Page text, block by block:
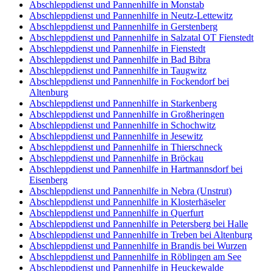
Abschleppdienst und Pannenhilfe in Monstab
Abschleppdienst und Pannenhilfe in Neutz-Lettewitz
Abschleppdienst und Pannenhilfe in Gerstenberg
Abschleppdienst und Pannenhilfe in Salzatal OT Fienstedt
Abschleppdienst und Pannenhilfe in Fienstedt
Abschleppdienst und Pannenhilfe in Bad Bibra
Abschleppdienst und Pannenhilfe in Taugwitz
Abschleppdienst und Pannenhilfe in Fockendorf bei
Altenburg
Abschleppdienst und Pannenhilfe in Starkenberg
Abschleppdienst und Pannenhilfe in Großheringen
Abschleppdienst und Pannenhilfe in Schochwitz
Abschleppdienst und Pannenhilfe in Jesewitz
Abschleppdienst und Pannenhilfe in Thierschneck
Abschleppdienst und Pannenhilfe in Bröckau
Abschleppdienst und Pannenhilfe in Hartmannsdorf bei
Eisenberg
Abschleppdienst und Pannenhilfe in Nebra (Unstrut)
Abschleppdienst und Pannenhilfe in Klosterhäseler
Abschleppdienst und Pannenhilfe in Querfurt
Abschleppdienst und Pannenhilfe in Petersberg bei Halle
Abschleppdienst und Pannenhilfe in Treben bei Altenburg
Abschleppdienst und Pannenhilfe in Brandis bei Wurzen
Abschleppdienst und Pannenhilfe in Röblingen am See
Abschleppdienst und Pannenhilfe in Heuckewalde